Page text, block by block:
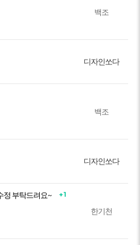
백조
디자인쏘다
백조
디자인쏘다
정 부탁드려요~ + 1
한기천